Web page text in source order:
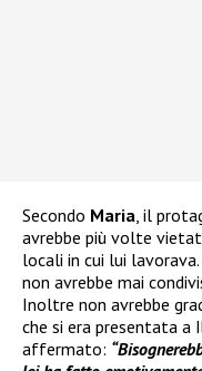
Secondo Maria, il
avrebbe più volte
locali in cui lui
non avrebbe mai
Inoltre non avrebbe
che si era presentata a
affermato: